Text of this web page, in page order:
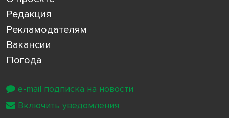
Редакция
Рекламодателям
Вакансии
Погода
e-mail подписка на новости
Включить уведомления